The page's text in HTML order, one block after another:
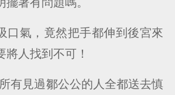
口氣，竟然把手都伸到後宮來
人找到不可！
有見過鄒公公的人全都送去慎